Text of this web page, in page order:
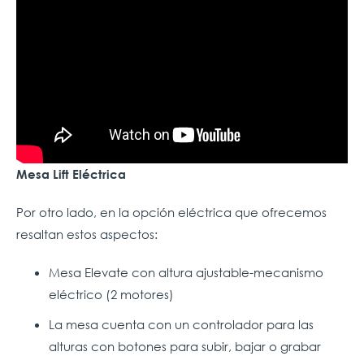
Mesa Lift Eléctrica
Por otro lado, en la opción eléctrica que ofrecemos
resaltan estos aspectos:
Mesa Elevate con altura ajustable-mecanismo
eléctrico (2 motores)
La mesa cuenta con un controlador para las
alturas con botones para subir, bajar o grabar